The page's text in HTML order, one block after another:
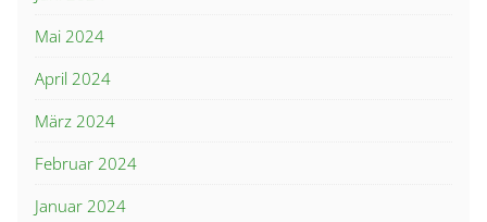
Mai 2024
April 2024
März 2024
Februar 2024
Januar 2024